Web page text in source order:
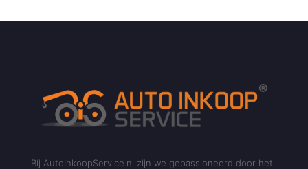
Bij AutoInkoopService.nl zijn we gepassioneerd door het